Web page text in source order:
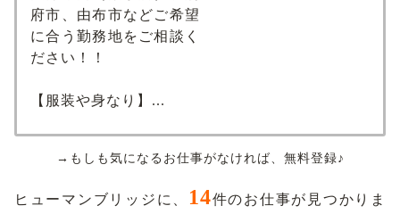
府市、由布市などご希望
に合う勤務地をご相談く
ださい！！
【服装や身なり】...
→もしも気になるお仕事がなければ、無料登録♪
ヒューマンブリッジに、 14件のお仕事が見つかりま